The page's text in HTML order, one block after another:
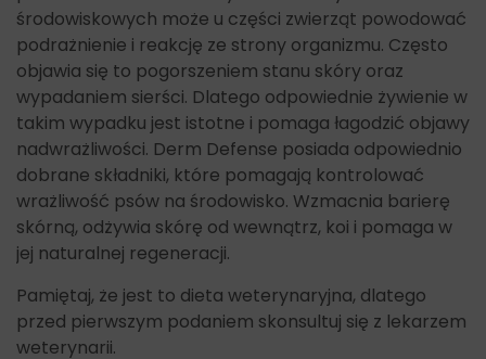
środowiskowych może u części zwierząt powodować
podrażnienie i reakcję ze strony organizmu. Często
objawia się to pogorszeniem stanu skóry oraz
wypadaniem sierści. Dlatego odpowiednie żywienie w
takim wypadku jest istotne i pomaga łagodzić objawy
nadwrażliwości. Derm Defense posiada odpowiednio
dobrane składniki, które pomagają kontrolować
wrażliwość psów na środowisko. Wzmacnia barierę
skórną, odżywia skórę od wewnątrz, koi i pomaga w
jej naturalnej regeneracji.
Pamiętaj, że jest to dieta weterynaryjna, dlatego
przed pierwszym podaniem skonsultuj się z lekarzem
weterynarii.